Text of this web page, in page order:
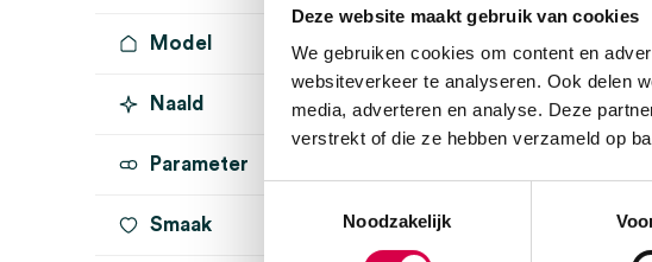
Deze website maakt gebruik van cookies
We gebruiken cookies om content en
websiteverkeer te analyseren. Ook delen
media, adverteren en analyse. Deze
verstrekt of die ze hebben verzameld op
Noodzakelijk
Model
Naald
Parameter
Smaak